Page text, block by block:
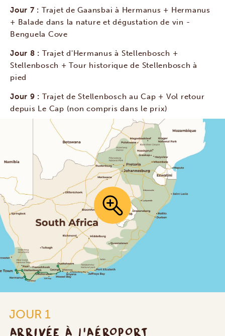
Jour 7 : Trajet de Gaansbai à Hermanus + Hermanus
+ Balade dans la nature et dégustation de vin -
Benguela Cove
Jour 8 : Trajet d'Hermanus à Stellenbosch +
Stellenbosch + Tour historique de Stellenbosch à
pied
Jour 9 : Trajet de Stellenbosch au Cap + Vol retour
depuis Le Cap (non compris dans le prix)
JOUR 1